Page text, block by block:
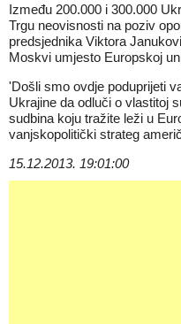
Između 200.000 i 300.000
Trgu neovisnosti na poziv
predsjednika Viktora
Moskvi umjesto Europskoj
'Došli smo ovdje poduprijeti
Ukrajine da odluči o vlastitoj
sudbina koju tražite leži u
vanjskopolitički strateg
15.12.2013. 19:01:00